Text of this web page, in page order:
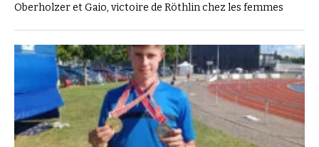
Oberholzer et Gaio, victoire de Röthlin chez les femmes